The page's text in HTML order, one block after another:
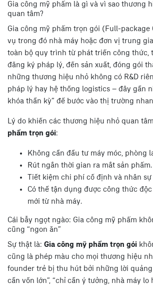
Gia công mỹ phẩm là gì và vì sao thương
quan tâm?
Gia công mỹ phẩm trọn gói (Full-package
vụ trong đó nhà máy hoặc đơn vị trung
toàn bộ quy trình từ phát triển công thức,
đăng ký pháp lý, đến sản xuất, đóng gói
những thương hiệu nhỏ không có R&D
pháp lý hay hệ thống logistics – đây gần
khóa thần kỳ” để bước vào thị trường
Lý do khiến các thương hiệu nhỏ quan
phẩm trọn gói:
Không cần đầu tư máy móc, phòng
Rút ngắn thời gian ra mắt sản phẩm.
Tiết kiệm chi phí cố định và nhân
Có thể tận dụng được công thức
mới từ nhà máy.
Cái bẫy ngọt ngào: Gia công mỹ phẩm
cũng “ngon ăn”
Sự thật là: Gia công mỹ phẩm trọn gói
cũng là phép màu cho mọi thương hiệu
founder trẻ bị thu hút bởi những lời quảng
cần vốn lớn”, “chỉ cần ý tưởng, nhà máy lo